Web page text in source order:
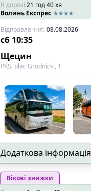
В дорозі:21 год40хв
Волинь Експрес
Відправлення: 08.08.2026
сб 10:35
Щецин
PKS, plac Grodnicki, 1
Додаткова інформація
Вікові знижки